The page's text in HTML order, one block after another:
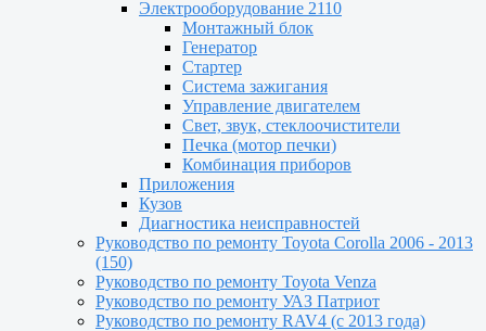
Электрооборудование 2110
Монтажный блок
Генератор
Стартер
Система зажигания
Управление двигателем
Свет, звук, стеклоочистители
Печка (мотор печки)
Комбинация приборов
Приложения
Кузов
Диагностика неисправностей
Руководство по ремонту Toyota Сorolla 2006 - 2013
(150)
Руководство по ремонту Toyota Venza
Руководство по ремонту УАЗ Патриот
Руководство по ремонту RAV4 (с 2013 года)